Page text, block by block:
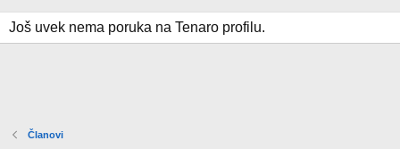
Još uvek nema poruka na Tenaro profilu.
Članovi